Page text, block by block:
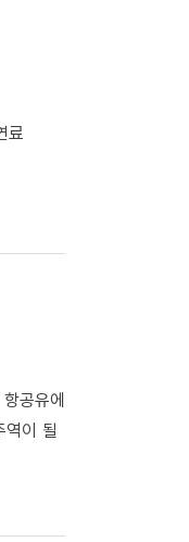
료
공유에
이 될